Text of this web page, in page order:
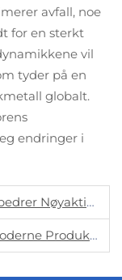
avfall, noe
for en sterkt
vil
tyder på en
globalt.
endringer i
I Metallbearbeiding?
Produksjon